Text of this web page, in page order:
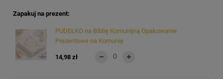
Zapakuj na prezent:
PUDEŁKO na Biblię Komunijną Opakowanie
Prezentowe na Komunię
14,98 zł